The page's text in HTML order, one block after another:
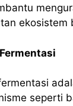
ekosistem
seperti